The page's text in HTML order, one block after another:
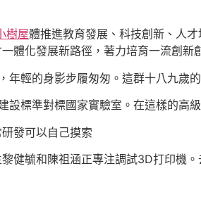
樹屋體推進教育發展、科技創新、人
體化發展新路徑，著力培育一流創新
輕的身影步履匆匆。這群十八九歲
設標準對標國家實驗室。在這樣的高
發可以自己摸索
健毓和陳祖涵正專注調試3D打印機